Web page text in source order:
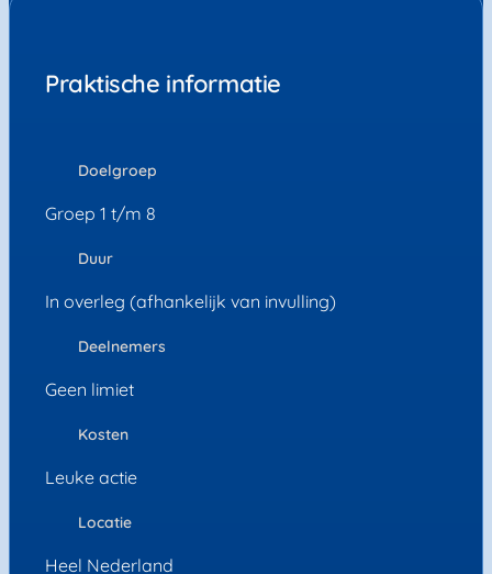
Praktische informatie
Doelgroep
Groep 1 t/m 8
Duur
In overleg (afhankelijk van invulling)
Deelnemers
Geen limiet
Kosten
Leuke actie
Locatie
Heel Nederland